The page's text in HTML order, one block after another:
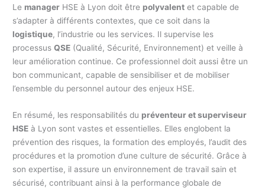
Le manager HSE à Lyon doit être polyvalent et capable de
s’adapter à différents contextes, que ce soit dans la
logistique, l’industrie ou les services. Il supervise les
processusQSE (Qualité, Sécurité, Environnement) et veille à
leur amélioration continue. Ce professionnel doit aussi être un
bon communicant, capable de sensibiliser et de mobiliser
l’ensemble du personnel autour des enjeux HSE.
En résumé, les responsabilités du préventeur et superviseur
HSE à Lyon sont vastes et essentielles. Elles englobent la
prévention des risques, la formation des employés, l’audit des
procédures et la promotion d’une culture de sécurité. Grâce à
son expertise, il assure un environnement de travail sain et
sécurisé, contribuant ainsi à la performance globale de